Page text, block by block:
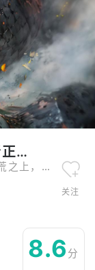
山海经幻想录最新正版
《山海经幻想录》的大荒之上，你刚躲过 “九尾狐” 的魅惑眼神，就被 “毕方” 的火焰翅膀扫到了衣角（还好没烧着）。烛龙的眼睛在黑暗中亮起时，你才看清它的鳞片上刻着上古的文字（翻译过来是 “别碰那株‘忘忧草’”）。最神奇的是 “异兽羁绊”：你帮 “白泽” 整理了混乱的典籍，它就把 “通晓万物” 的能力分了你一点；你给 “饕餮” 喂了块你做的肉干，它居然没把你也一起吃了。这个光怪陆离的世界，危险又迷人，每一步都可能遇见传说。
关注
8.6 分